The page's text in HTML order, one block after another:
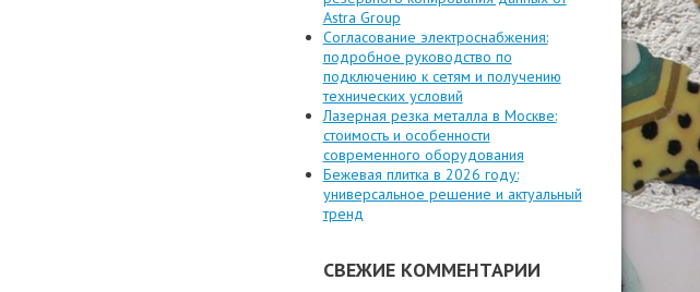
Astra Group
Согласование электроснабжения:
подробное руководство по
подключению к сетям и получению
технических условий
Лазерная резка металла в Москве:
стоимость и особенности
современного оборудования
Бежевая плитка в 2026 году:
универсальное решение и актуальный
тренд
СВЕЖИЕ КОММЕНТАРИИ